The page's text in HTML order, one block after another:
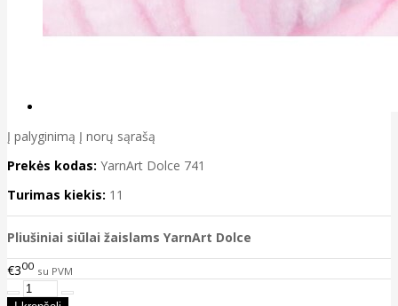
Į palyginimą Į norų sąrašą
Prekės kodas: YarnArt Dolce 741
Turimas kiekis: 11
Pliušiniai siūlai žaislams YarnArt Dolce
€300 su PVM